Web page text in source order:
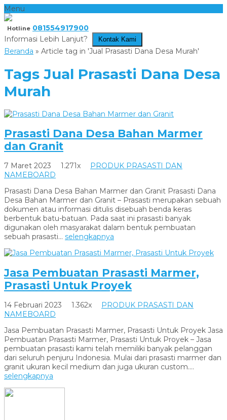
Menu
Hotline 081554917900
Informasi Lebih Lanjut?
Kontak Kami
Beranda » Article tag in 'Jual Prasasti Dana Desa Murah'
Tags Jual Prasasti Dana Desa
Murah
Prasasti Dana Desa Bahan Marmer
dan Granit
7 Maret 2023 1.271x
PRODUK PRASASTI DAN
NAMEBOARD
Prasasti Dana Desa Bahan Marmer dan Granit Prasasti Dana
Desa Bahan Marmer dan Granit – Prasasti merupakan sebuah
dokumen atau informasi ditulis disebuah benda keras
berbentuk batu-batuan. Pada saat ini prasasti banyak
digunakan oleh masyarakat dalam bentuk pembuatan
sebuah prasasti... selengkapnya
Jasa Pembuatan Prasasti Marmer,
Prasasti Untuk Proyek
14 Februari 2023 1.362x
PRODUK PRASASTI DAN
NAMEBOARD
Jasa Pembuatan Prasasti Marmer, Prasasti Untuk Proyek Jasa
Pembuatan Prasasti Marmer, Prasasti Untuk Proyek – Jasa
pembuatan prasasti kami telah memiliki banyak pelanggan
dari seluruh penjuru Indonesia. Mulai dari prasasti marmer dan
granit ukuran kecil medium dan juga ukuran custom....
selengkapnya